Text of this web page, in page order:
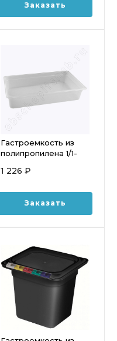
Заказать
Гастроемкость из
полипропилена 1/1-
h=100) 14 л.
1 226 ₽
Заказать